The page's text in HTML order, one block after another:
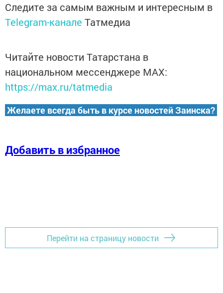
Следите за самым важным и интересным в
Telegram-канале Татмедиа
Читайте новости Татарстана в
национальном мессенджере MАХ:
https://max.ru/tatmedia
Желаете всегда быть в курсе новостей Заинска?
Добавить в избранное
Перейти на страницу новости